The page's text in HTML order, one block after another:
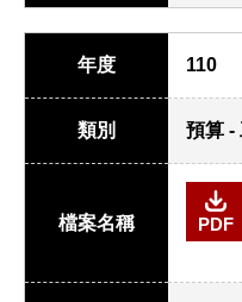
年度 110
類別 預算 -
檔案名稱 PDF